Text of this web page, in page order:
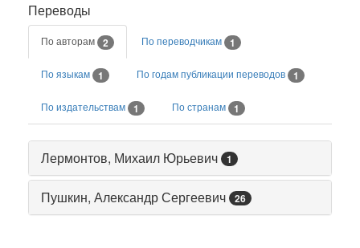
Переводы
По авторам 2 По переводчикам 1
По языкам 1 По годам публикации переводов 1
По издательствам 1 По странам 1
Лермонтов, Михаил Юрьевич 1
Пушкин, Александр Сергеевич 26